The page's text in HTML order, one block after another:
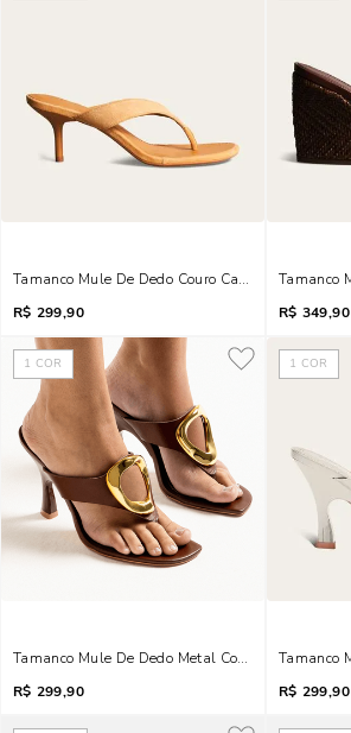
Tamanco Mule De Dedo Couro Camurça Salto
R$ 299,90
Tamanco
R$ 349,90
1 COR
Tamanco Mule De Dedo Metal Couro Bico
R$ 299,90
1 COR
R$ 299,90